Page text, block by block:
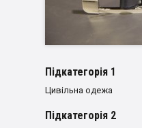
Пiдкатегорiя 1
Цивільна одежа
Пiдкатегорiя 2